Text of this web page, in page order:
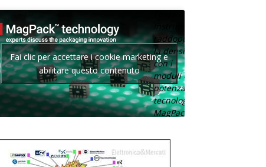
Texas
raddoppia
la densità
con i
moduli di
potenza con
tecnologia
MagPack.
Fai clic per accettare i cookie marketing e
abilitare questo contenuto